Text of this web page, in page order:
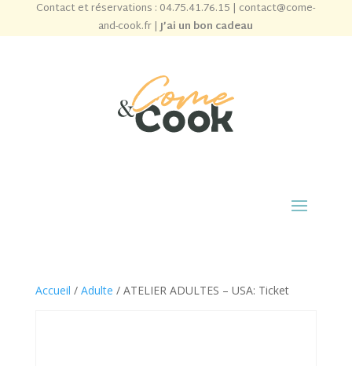
Contact et réservations : 04.75.41.76.15 | contact@come-
and-cook.fr|J’ai un bon cadeau
Accueil / Adulte / ATELIER ADULTES – USA: Ticket